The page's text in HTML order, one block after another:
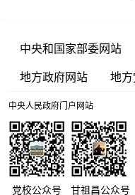
中央和国家部委网站
地方政府网站
地
中央人民政府门户网站
党校公众号 甘祖昌公众号